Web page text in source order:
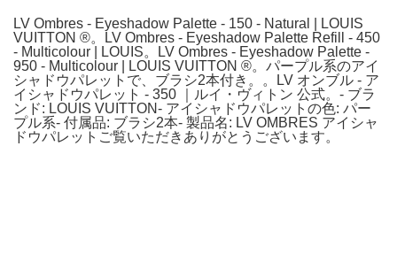
LV Ombres - Eyeshadow Palette - 150 - Natural | LOUIS
VUITTON ®。LV Ombres - Eyeshadow Palette Refill - 450
- Multicolour | LOUIS。LV Ombres - Eyeshadow Palette -
950 - Multicolour | LOUIS VUITTON ®。パープル系のアイ
シャドウパレットで、ブラシ2本付き。。LV オンブル - ア
イシャドウパレット - 350 ｜ルイ・ヴィトン 公式。- ブラ
ンド: LOUIS VUITTON- アイシャドウパレットの色: パー
プル系- 付属品: ブラシ2本- 製品名: LV OMBRES アイシャ
ドウパレットご覧いただきありがとうございます。